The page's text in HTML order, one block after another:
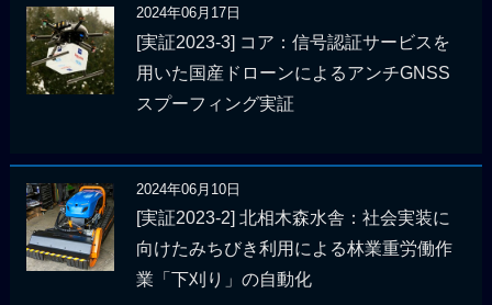
2024年06月17日
[実証2023-3] コア：信号認証サービスを
用いた国産ドローンによるアンチGNSS
スプーフィング実証
2024年06月10日
[実証2023-2] 北相木森水舎：社会実装に
向けたみちびき利用による林業重労働作
業「下刈り」の自動化